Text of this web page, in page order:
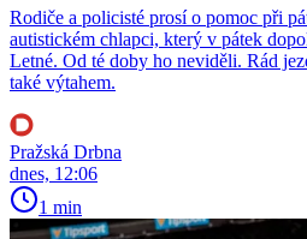
Rodiče a policisté prosí o pomoc při
autistickém chlapci, který v pátek
Letné. Od té doby ho neviděli. Rád
také výtahem.
Pražská Drbna
dnes, 12:06
1 min